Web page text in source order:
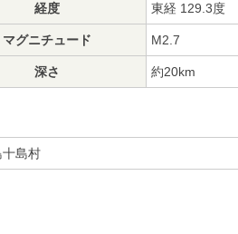
経度 東経 129.3度
マグニチュード M2.7
深さ 約20km
十島村